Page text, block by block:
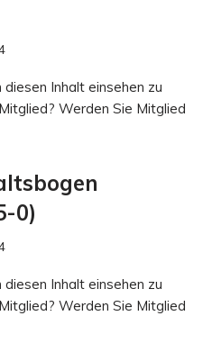
Inhalt einsehen zu
Werden Sie Mitglied
0)
Inhalt einsehen zu
Werden Sie Mitglied